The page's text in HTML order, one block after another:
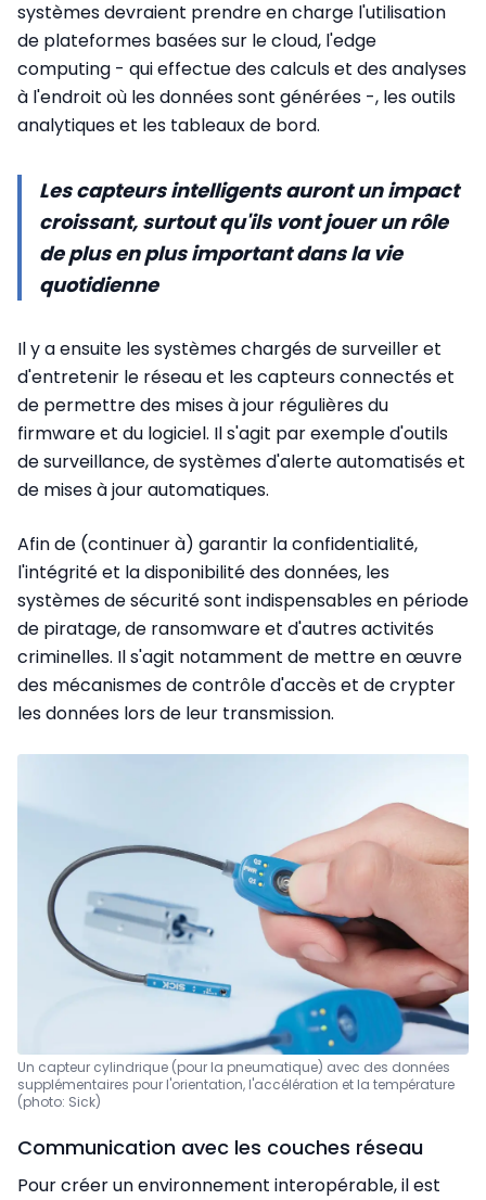
systèmes devraient prendre en charge l'utilisation
de plateformes basées sur le cloud, l'edge
computing - qui effectue des calculs et des analyses
à l'endroit où les données sont générées -, les outils
analytiques et les tableaux de bord.
Les capteurs intelligents auront un impact
croissant, surtout qu'ils vont jouer un rôle
de plus en plus important dans la vie
quotidienne
Il y a ensuite les systèmes chargés de surveiller et
d'entretenir le réseau et les capteurs connectés et
de permettre des mises à jour régulières du
firmware et du logiciel. Il s'agit par exemple d'outils
de surveillance, de systèmes d'alerte automatisés et
de mises à jour automatiques.
Afin de (continuer à) garantir la confidentialité,
l'intégrité et la disponibilité des données, les
systèmes de sécurité sont indispensables en période
de piratage, de ransomware et d'autres activités
criminelles. Il s'agit notamment de mettre en œuvre
des mécanismes de contrôle d'accès et de crypter
les données lors de leur transmission.
Un capteur cylindrique (pour la pneumatique) avec des données
supplémentaires pour l'orientation, l'accélération et la température
(photo: Sick)
Communication avec les couches réseau
Pour créer un environnement interopérable, il est